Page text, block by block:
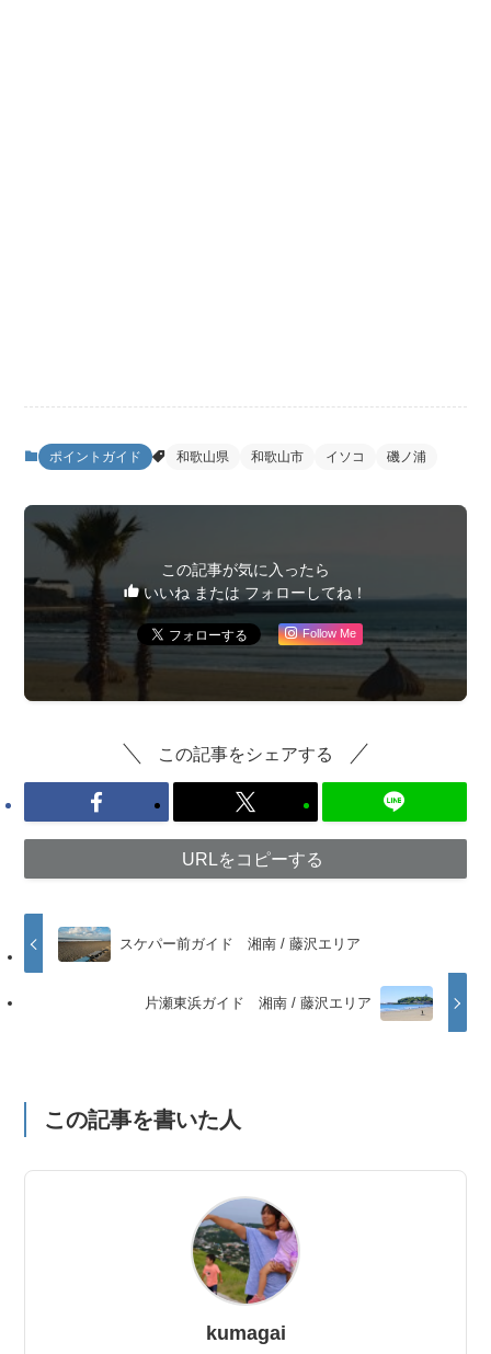
ポイントガイド 和歌山県 和歌山市 イソコ 磯ノ浦
この記事が気に入ったら
いいね または フォローしてね！
Follow Me
この記事をシェアする
URLをコピーする
スケパー前ガイド 湘南 / 藤沢エリア
片瀬東浜ガイド 湘南 / 藤沢エリア
この記事を書いた人
kumagai